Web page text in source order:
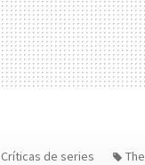
Críticas de series